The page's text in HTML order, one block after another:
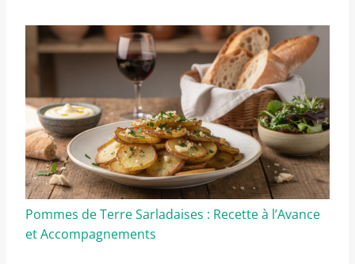
Pommes de Terre Sarladaises : Recette à l’Avance
et Accompagnements